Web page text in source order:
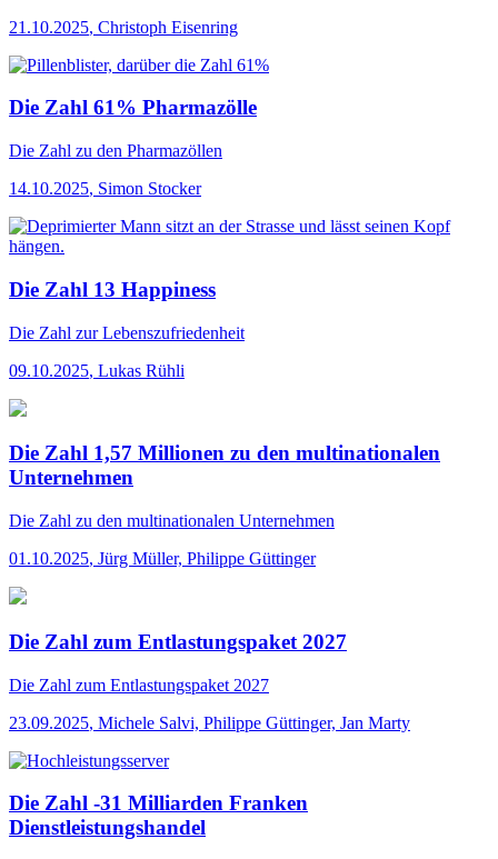
21.10.2025, Christoph Eisenring
Die Zahl 61% Pharmazölle
Die Zahl zu den Pharmazöllen
14.10.2025, Simon Stocker
Die Zahl 13 Happiness
Die Zahl zur Lebenszufriedenheit
09.10.2025, Lukas Rühli
Die Zahl 1,57 Millionen zu den multinationalen
Unternehmen
Die Zahl zu den multinationalen Unternehmen
01.10.2025, Jürg Müller, Philippe Güttinger
Die Zahl zum Entlastungspaket 2027
Die Zahl zum Entlastungspaket 2027
23.09.2025, Michele Salvi, Philippe Güttinger, Jan Marty
Die Zahl -31 Milliarden Franken
Dienstleistungshandel